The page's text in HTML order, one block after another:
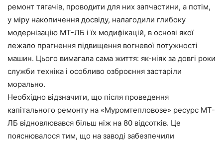
ремонт тягачів, проводити для них запчастини, а потім,
у міру накопичення досвіду, налагодили глибоку
модернізацію МТ-ЛБ і їх модифікацій, в основі якої
лежало прагнення підвищення вогневої потужності
машин. Цього вимагала сама життя: як-ніяк за довгі роки
служби техніка і особливо озброєння застаріли
морально.
Необхідно відзначити, що після проведення
капітального ремонту на «Муромтепловозе» ресурс МТ-
ЛБ відновлювався більш ніж на 80 відсотків. Це
пояснювалося тим, що на заводі забезпечили